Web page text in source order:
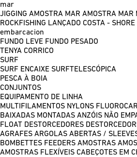
mar
JIGGING AMOSTRA MAR AMOSTRA MAR
ROCKFISHING LANÇADO COSTA - SHORE
embarcacion
FUNDO LEVE FUNDO PESADO
TENYA CORRICO
SURF
SURF ENCAIXE SURFTELESCÓPICA
PESCA À BOIA
CONJUNTOS
EQUIPAMENTO DE LINHA
MULTIFILAMENTOS NYLONS
BAIXADAS MONTADAS ANZÓIS NÃO
FLOAT DESTORCEDORES
AGRAFES ARGOLAS ABERTAS /
BOMBETTES FEEDERS AMOSTRAS
AMOSTRAS FLEXÍVEIS CABEÇOTES EM